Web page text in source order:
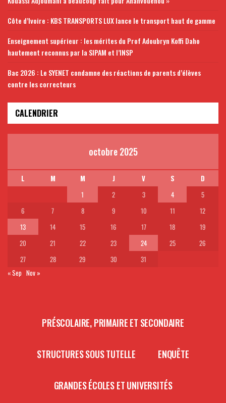
Côte d’Ivoire : KBS TRANSPORTS LUX lance le transport haut de gamme
Enseignement supérieur : les mérites du Prof Adoubryn Koffi Daho
hautement reconnus par la SIPAM et l’INSP
Bac 2026 : Le SYENET condamne des réactions de parents d’élèves
contre les correcteurs
CALENDRIER
octobre 2025
L M M J V S
D
1
2 3 4
5
6
7 8 9 10 11
12
13
14 15 16 17 18
19
20
21 22 23 24 25
26
27
28 29 30
31
« Sep Nov »
PRÉSCOLAIRE, PRIMAIRE ET SECONDAIRE
STRUCTURES SOUS TUTELLE ENQUÊTE
GRANDES ÉCOLES ET UNIVERSITÉS